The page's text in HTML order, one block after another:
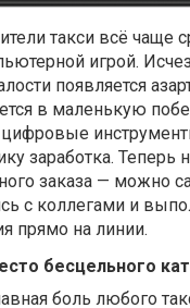
такси всё чаще
игрой.
появляется
в маленькую
заработка. Теперь
заказа — можно
с коллегами и
прямо на линии.
бесцельного
боль любого